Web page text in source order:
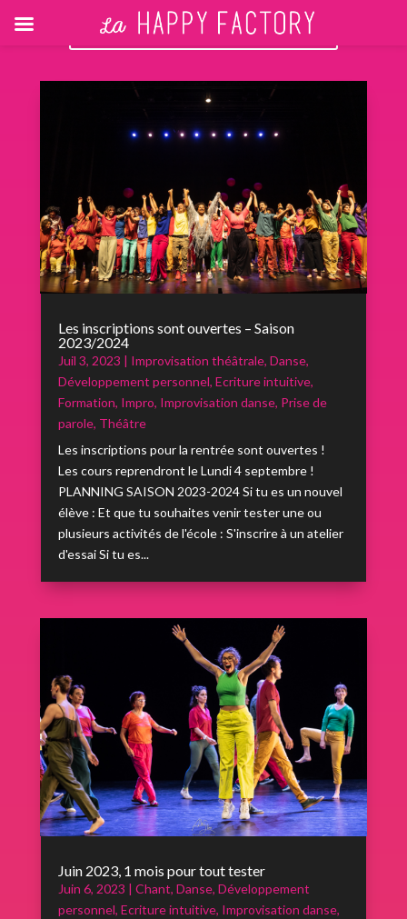
RETOUR AUX ACTUALITÉS
Les inscriptions sont ouvertes – Saison
2023/2024
Juil 3, 2023 | Improvisation théâtrale, Danse,
Développement personnel, Ecriture intuitive,
Formation, Impro, Improvisation danse, Prise de
parole, Théâtre
Les inscriptions pour la rentrée sont ouvertes !
Les cours reprendront le Lundi 4 septembre !
PLANNING SAISON 2023-2024 Si tu es un nouvel
élève : Et que tu souhaites venir tester une ou
plusieurs activités de l'école : S'inscrire à un atelier
d'essai Si tu es...
Juin 2023, 1 mois pour tout tester
Juin 6, 2023 | Chant, Danse, Développement
personnel, Ecriture intuitive, Improvisation danse,